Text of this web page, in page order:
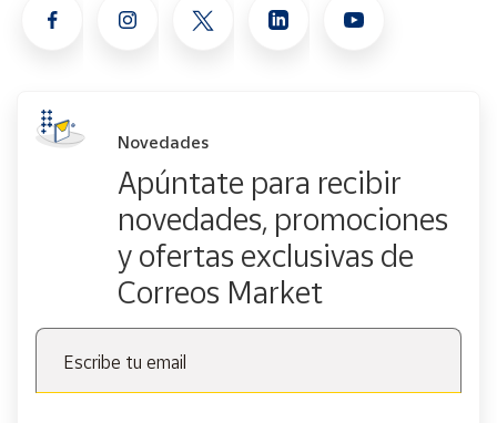
Novedades
Apúntate para recibir
novedades, promociones
y ofertas exclusivas de
Correos Market
Escribe tu email